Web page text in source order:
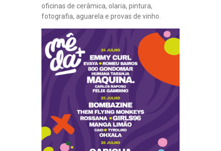
oficinas de cerâmica, olaria, pintura,
fotografia, aguarela e provas de vinho.